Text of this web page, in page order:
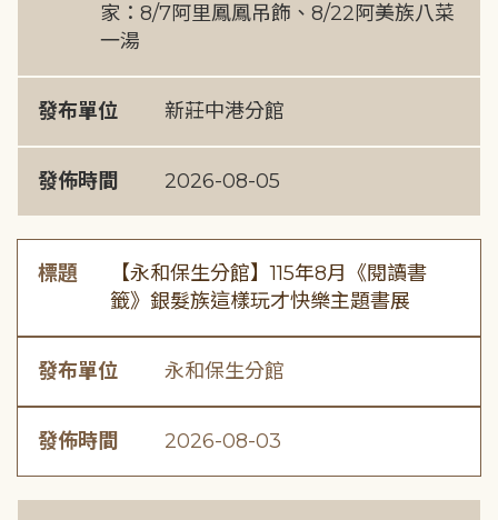
家：8/7阿里鳳鳳吊飾、8/22阿美族八菜
一湯
發布單位 新莊中港分館
發佈時間 2026-08-05
標題
【永和保生分館】115年8月《閱讀書
籤》銀髮族這樣玩才快樂主題書展
發布單位 永和保生分館
發佈時間 2026-08-03